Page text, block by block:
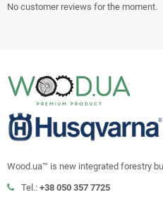
No customer reviews for the moment.
Wood.ua™ is new integrated forestry
Tel.: +38 050 357 7725